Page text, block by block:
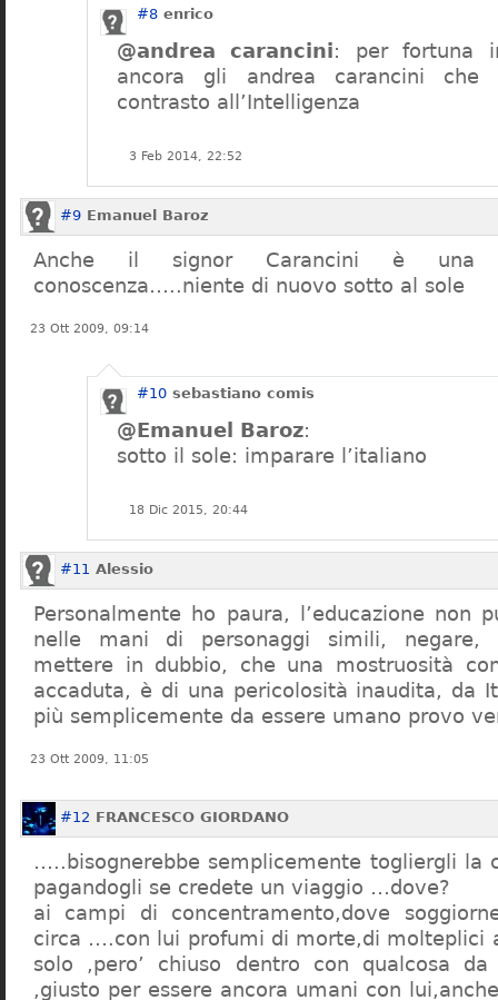
#8 enrico
@andrea carancini: per fortuna
ancora gli andrea carancini
contrasto all’Intelligenza
3 Feb 2014, 22:52
#9 Emanuel Baroz
Anche il signor Carancini è una
conoscenza…..niente di nuovo sotto al sole
23 Ott 2009, 09:14
#10 sebastiano comis
@Emanuel Baroz:
sotto il sole: imparare l’italiano
18 Dic 2015, 20:44
#11 Alessio
Personalmente ho paura, l’educazione non
nelle mani di personaggi simili, negare,
mettere in dubbio, che una mostruosità
accaduta, è di una pericolosità inaudita, da
più semplicemente da essere umano provo
23 Ott 2009, 11:05
#12 FRANCESCO GIORDANO
…..bisognerebbe semplicemente togliergli la
pagandogli se credete un viaggio …dove?
ai campi di concentramento,dove
circa ….con lui profumi di morte,di molteplici
solo ,pero’ chiuso dentro con qualcosa
,giusto per essere ancora umani con